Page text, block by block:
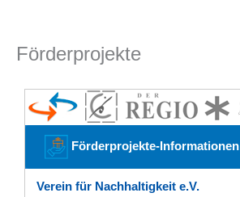
Förderprojekte
Förderprojekte-Informationen
Verein für Nachhaltigkeit e.V.